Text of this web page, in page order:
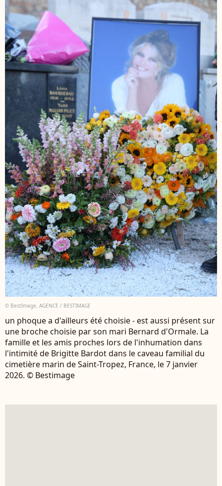
© BestImage, AGENCE / BESTIMAGE
un phoque a d'ailleurs été choisie - est aussi présent sur
une broche choisie par son mari Bernard d'Ormale. La
famille et les amis proches lors de l'inhumation dans
l'intimité de Brigitte Bardot dans le caveau familial du
cimetière marin de Saint-Tropez, France, le 7 janvier
2026. © Bestimage